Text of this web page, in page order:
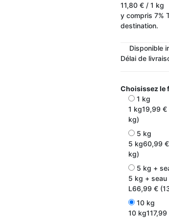
11,80 € / 1 kg
y compris 7%
destination.
Disponible
Délai de
Choisissez le
1 kg
1 kg19,99 €
kg)
5 kg
5 kg60,99
kg)
5 kg +
5 kg +
L66,99 €
10 kg
10 kg